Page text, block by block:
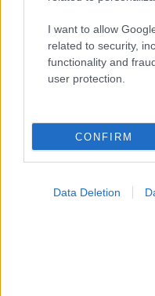
I want to allow
related to security,
functionality and
user protection.
CONFIRM
Data Deletion